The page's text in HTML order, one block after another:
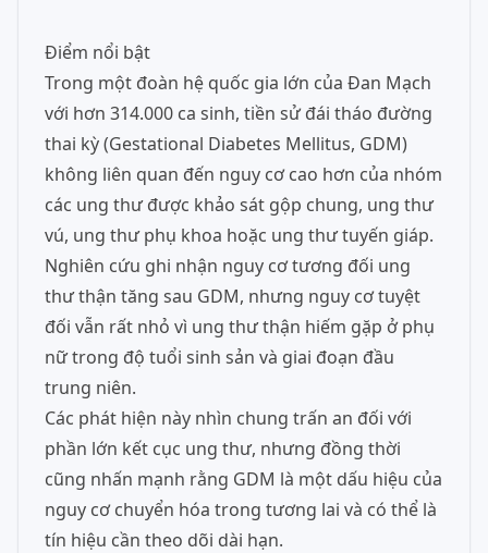
Điểm nổi bật
Trong một đoàn hệ quốc gia lớn của Đan Mạch
với hơn 314.000 ca sinh, tiền sử đái tháo đường
thai kỳ (Gestational Diabetes Mellitus, GDM)
không liên quan đến nguy cơ cao hơn của nhóm
các ung thư được khảo sát gộp chung, ung thư
vú, ung thư phụ khoa hoặc ung thư tuyến giáp.
Nghiên cứu ghi nhận nguy cơ tương đối ung
thư thận tăng sau GDM, nhưng nguy cơ tuyệt
đối vẫn rất nhỏ vì ung thư thận hiếm gặp ở phụ
nữ trong độ tuổi sinh sản và giai đoạn đầu
trung niên.
Các phát hiện này nhìn chung trấn an đối với
phần lớn kết cục ung thư, nhưng đồng thời
cũng nhấn mạnh rằng GDM là một dấu hiệu của
nguy cơ chuyển hóa trong tương lai và có thể là
tín hiệu cần theo dõi dài hạn.